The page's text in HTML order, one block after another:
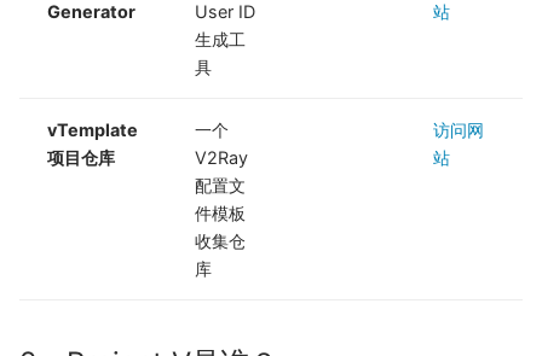
Generator
User ID
生成工
具
站
vTemplate
项目仓库
一个
V2Ray
配置文
件模板
收集仓
库
访问网
站